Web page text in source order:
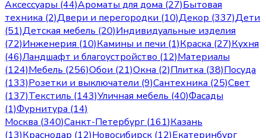
Аксессуары (44)Ароматы для дома (27)Бытовая
техника (2)Двери и перегородки (10)Декор (337)Дети
(51)Детская мебель (20)Индивидуальные изделия
(72)Инженерия (10)Камины и печи (1)Краска (27)Кухня
(46)Ландшафт и благоустройство (12)Материалы
(124)Мебель (256)Обои (21)Окна (2)Плитка (38)Посуда
(133)Розетки и выключатели (9)Сантехника (25)Свет
(137)Текстиль (143)Уличная мебель (40)Фасады
(1)Фурнитура (14)
Москва (340)Санкт-Петербург(161)Казань
(13)Краснодар (12)Новосибирск (12)Екатеринбург